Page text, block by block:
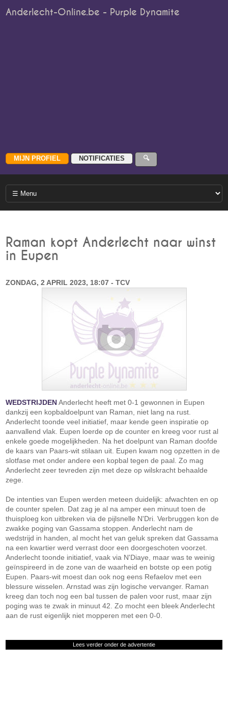
Anderlecht-Online.be - Purple Dynamite
Raman kopt Anderlecht naar winst
in Eupen
ZONDAG, 2 APRIL 2023, 18:07 - TCV
WEDSTRIJDENAnderlecht heeft met 0-1 gewonnen in Eupen
dankzij een kopbaldoelpunt van Raman, niet lang na rust.
Anderlecht toonde veel initiatief, maar kende geen inspiratie op
aanvallend vlak. Eupen loerde op de counter en kreeg voor rust al
enkele goede mogelijkheden. Na het doelpunt van Raman doofde
de kaars van Paars-wit stilaan uit. Eupen kwam nog opzetten in de
slotfase met onder andere een kopbal tegen de paal. Zo mag
Anderlecht zeer tevreden zijn met deze op wilskracht behaalde
zege.
De intenties van Eupen werden meteen duidelijk: afwachten en op
de counter spelen. Dat zag je al na amper een minuut toen de
thuisploeg kon uitbreken via de pijlsnelle N'Dri. Verbruggen kon de
zwakke poging van Gassama stoppen. Anderlecht nam de
wedstrijd in handen, al mocht het van geluk spreken dat Gassama
na een kwartier werd verrast door een doorgeschoten voorzet.
Anderlecht toonde initiatief, vaak via N'Diaye, maar was te weinig
geïnspireerd in de zone van de waarheid en botste op een potig
Eupen. Paars-wit moest dan ook nog eens Refaelov met een
blessure wisselen. Arnstad was zijn logische vervanger. Raman
kreeg dan toch nog een bal tussen de palen voor rust, maar zijn
poging was te zwak in minuut 42. Zo mocht een bleek Anderlecht
aan de rust eigenlijk niet mopperen met een 0-0.
Lees verder onder de advertentie